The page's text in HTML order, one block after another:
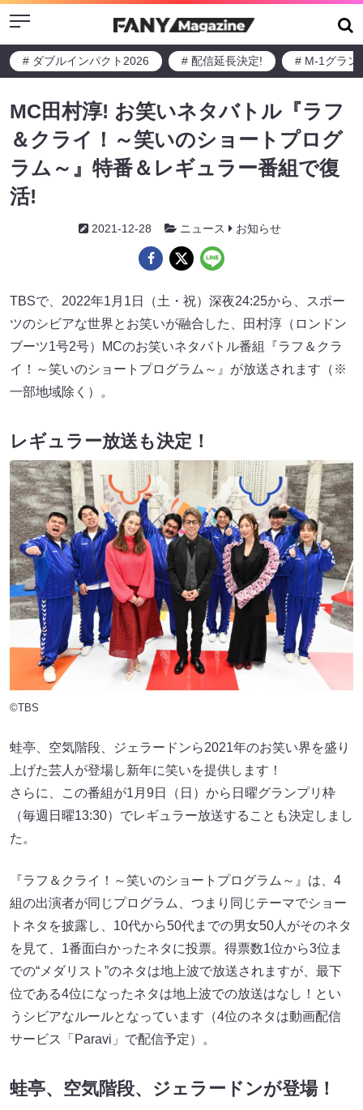
Menu
# ダブルインパクト2026 # 配信延長決定! # M-1グラン
MC田村淳! お笑いネタバトル『ラフ
＆クライ！～笑いのショートプログ
ラム～』特番＆レギュラー番組で復
活!
2021-12-28 ニュース お知らせ
TBSで、2022年1月1日（土・祝）深夜24:25から、スポー
ツのシビアな世界とお笑いが融合した、田村淳（ロンドン
ブーツ1号2号）MCのお笑いネタバトル番組『ラフ＆クラ
イ！～笑いのショートプログラム～』が放送されます（※
一部地域除く）。
レギュラー放送も決定！
©TBS
蛙亭、空気階段、ジェラードンら2021年のお笑い界を盛り
上げた芸人が登場し新年に笑いを提供します！
さらに、この番組が1月9日（日）から日曜グランプリ枠
（毎週日曜13:30）でレギュラー放送することも決定しまし
た。
『ラフ＆クライ！～笑いのショートプログラム～』は、4
組の出演者が同じプログラム、つまり同じテーマでショー
トネタを披露し、10代から50代までの男女50人がそのネタ
を見て、1番面白かったネタに投票。得票数1位から3位ま
での“メダリスト”のネタは地上波で放送されますが、最下
位である4位になったネタは地上波での放送はなし！とい
うシビアなルールとなっています（4位のネタは動画配信
サービス「Paravi」で配信予定）。
蛙亭、空気階段、ジェラードンが登場！